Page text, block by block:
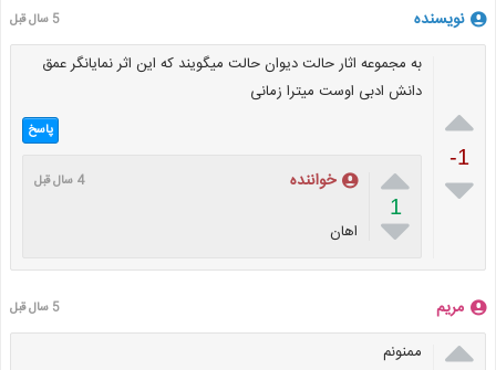
نویسنده 5 سال قبل

-1

به مجموعه اثار حالت دیوان حالت میگویند که این اثر نمایانگر عمق
دانش ادبی اوست میترا زمانی
پاسخ

1

خواننده 4 سال قبل
اهان
مریم 5 سال قبل
 ممنونم